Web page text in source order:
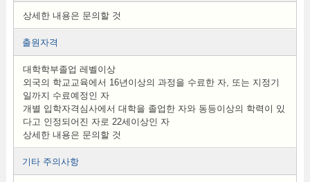
상세한 내용은 문의할 것
출원자격
대학학부졸업 레벨이상
외국의 학교교육에서 16년이상의 과정을 수료한 자, 또는 지정기
일까지 수료예정인 자
개별 입학자격심사에서 대학을 졸업한 자와 동등이상의 학력이 있
다고 인정되어진 자로 22세이상인 자
상세한 내용은 문의할 것
기타 주의사항